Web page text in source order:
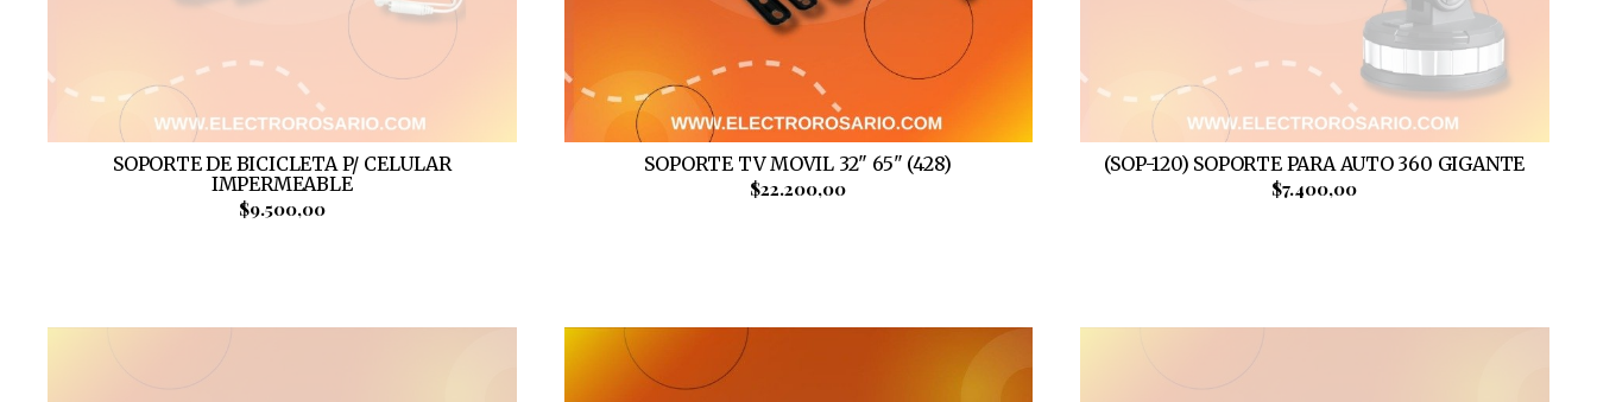
SOPORTE DE BICICLETA P/ CELULAR
IMPERMEABLE
$9.500,00
SOPORTE TV MOVIL 32" 65" (428)
$22.200,00
(SOP-120) SOPORTE PARA AUTO 360 GIGANTE
$7.400,00